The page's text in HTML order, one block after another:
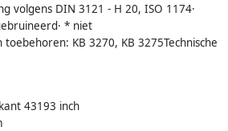
volgens DIN 3121 - H 20, ISO 1174·
* niet
KB 3270, KB 3275Technische
43193 inch